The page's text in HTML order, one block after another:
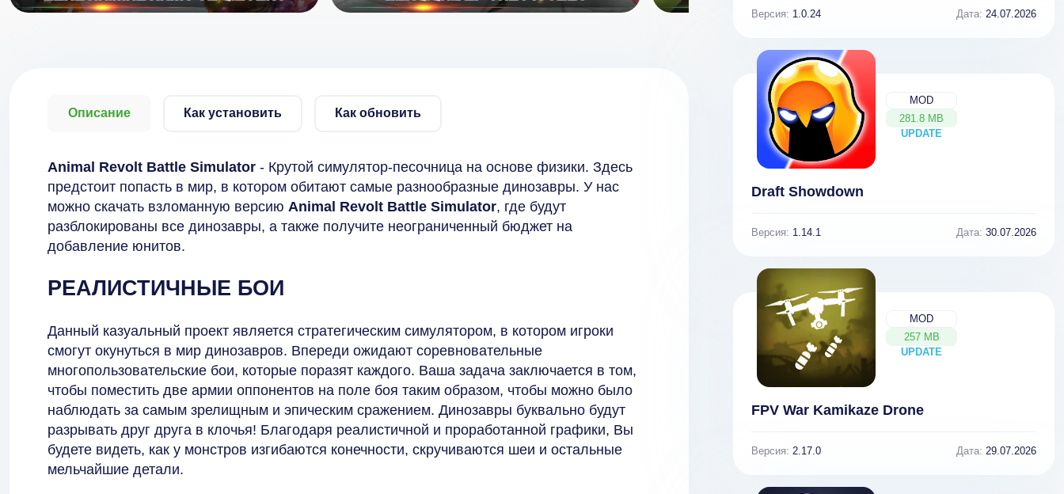
Описание Как установить Как обновить
Animal Revolt Battle Simulator - Крутой симулятор-песочница на основе физики. Здесь
предстоит попасть в мир, в котором обитают самые разнообразные динозавры. У нас
можно скачать взломанную версию Animal Revolt Battle Simulator, где будут
разблокированы все динозавры, а также получите неограниченный бюджет на
добавление юнитов.
РЕАЛИСТИЧНЫЕ БОИ
Данный казуальный проект является стратегическим симулятором, в котором игроки
смогут окунуться в мир динозавров. Впереди ожидают соревновательные
многопользовательские бои, которые поразят каждого. Ваша задача заключается в том,
чтобы поместить две армии оппонентов на поле боя таким образом, чтобы можно было
наблюдать за самым зрелищным и эпическим сражением. Динозавры буквально будут
разрывать друг друга в клочья! Благодаря реалистичной и проработанной графики, Вы
будете видеть, как у монстров изгибаются конечности, скручиваются шеи и остальные
мельчайшие детали.
Версия: 1.0.24 Дата: 24.07.2026
MOD
281.8 MB
UPDATE
NEW
Draft Showdown
Версия: 1.14.1 Дата: 30.07.2026
MOD
257 MB
UPDATE
NEW
FPV War Kamikaze Drone
Версия: 2.17.0 Дата: 29.07.2026